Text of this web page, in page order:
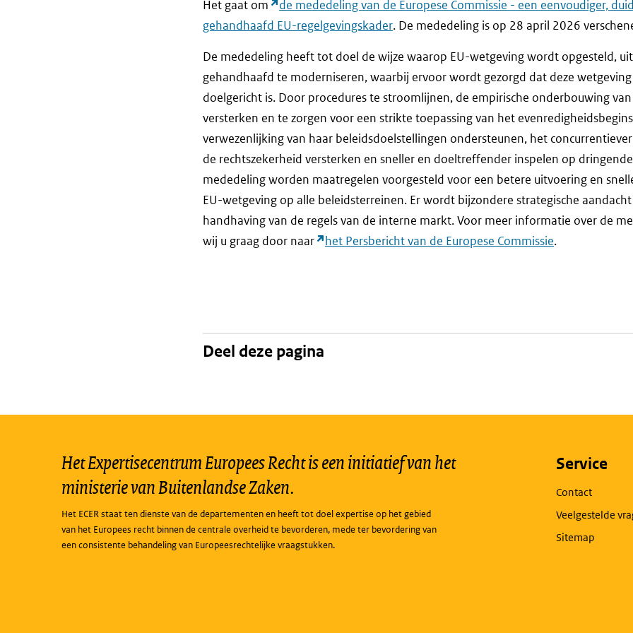
Het gaat om
de mededeling van de Europese Commissie - een eenvoudiger,
gehandhaafd EU-regelgevingskader. De mededeling is op 28 april 2026
De mededeling heeft tot doel de wijze waarop EU-wetgeving wordt opgesteld,
gehandhaafd te moderniseren, waarbij ervoor wordt gezorgd dat deze
doelgericht is. Door procedures te stroomlijnen, de empirische onderbouwing
versterken en te zorgen voor een strikte toepassing van het
verwezenlijking van haar beleidsdoelstellingen ondersteunen, het
de rechtszekerheid versterken en sneller en doeltreffender inspelen op
mededeling worden maatregelen voorgesteld voor een betere uitvoering en
EU-wetgeving op alle beleidsterreinen. Er wordt bijzondere strategische
handhaving van de regels van de interne markt. Voor meer informatie over de
wij u graag door naar
het Persbericht van de Europese Commissie.
Deel deze pagina
Het Expertisecentrum Europees Recht is een initiatief van het
ministerie van Buitenlandse Zaken.
Het ECER staat ten dienste van de departementen en heeft tot doel expertise op het gebied
van het Europees recht binnen de centrale overheid te bevorderen, mede ter bevordering van
een consistente behandeling van Europeesrechtelijke vraagstukken.
Service
Contact
Veelgestelde
Sitemap